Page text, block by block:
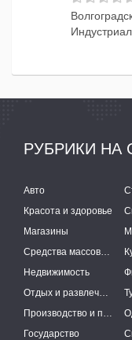
РУБРИКИ НА
Авто
Красота и здоровье
Магазины
Средства массовой информации
Недвижимость
Отдых и развлечения
Производство и поставки
Государство